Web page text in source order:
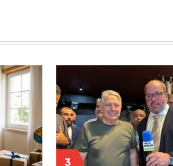
3